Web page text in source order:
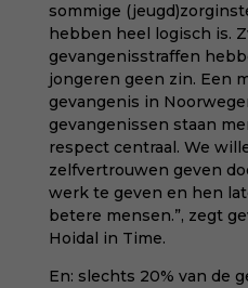
sommige
hebben heel logisch is.
gevangenisstraffen
jongeren geen zin. Een
gevangenis in
gevangenissen staan
respect centraal. We
zelfvertrouwen geven
werk te geven en hen
betere mensen.”, zegt
Hoidal in Time.
En: slechts 20% van de